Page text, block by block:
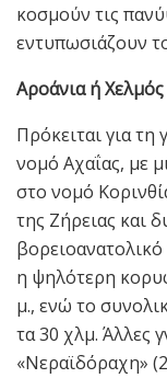
κοσμούν τις
εντυπωσιάζουν
Αροάνια ή Χελμός
Πρόκειται για
νομό Αχαΐας, με
στο νομό
της Ζήρειας και
η ψηλότερη
μ., ενώ το
τα 30 χλμ. Άλλες
«Νεραϊδόραχη»